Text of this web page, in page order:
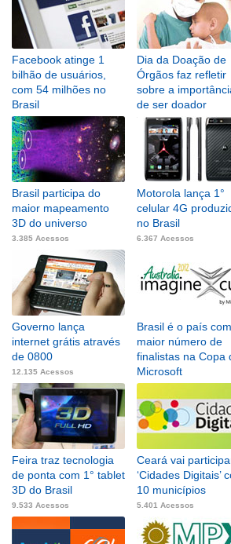
Facebook atinge 1
bilhão de usuários,
com 54 milhões no
Brasil
6.734 Acessos
Dia da Doação de
Órgãos faz refletir
sobre a
de ser doador
7.764 Acessos
Brasil participa do
maior mapeamento
3D do universo
3.385 Acessos
Motorola lança 1°
celular 4G
no Brasil
6.367 Acessos
Governo lança
internet grátis através
de 0800
12.135 Acessos
Brasil é o país com
maior número de
finalistas na Copa
Microsoft
4.148 Acessos
Feira traz tecnologia
de ponta com 1° tablet
3D do Brasil
9.533 Acessos
Ceará vai
‘Cidades Digitais’
10 municípios
5.401 Acessos